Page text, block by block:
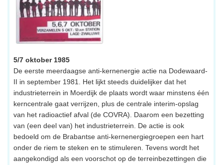
5/7 oktober 1985
De eerste meerdaagse anti-kernenergie actie na Dodewaard-
II in september 1981. Het lijkt steeds duidelijker dat het
industrieterrein in Moerdijk de plaats wordt waar minstens één
kerncentrale gaat verrijzen, plus de centrale interim-opslag
van het radioactief afval (de COVRA). Daarom een bezetting
van (een deel van) het industrieterrein. De actie is ook
bedoeld om de Brabantse anti-kernenergiegroepen een hart
onder de riem te steken en te stimuleren. Tevens wordt het
aangekondigd als een voorschot op de terreinbezettingen die